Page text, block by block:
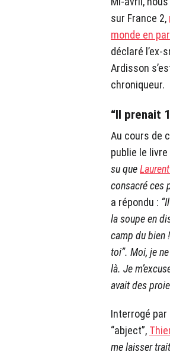
sur France 2,
monde en
déclaré l’ex-
Ardisson
chroniqueur.
“Il prenait
Au cours de
publie le livre
su que
consacré ces
a répondu :
la soupe en
camp du bien
toi”. Moi, je
là. Je
avait des
Interrogé par
“abject”,
me laisser